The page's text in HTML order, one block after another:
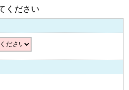
ください